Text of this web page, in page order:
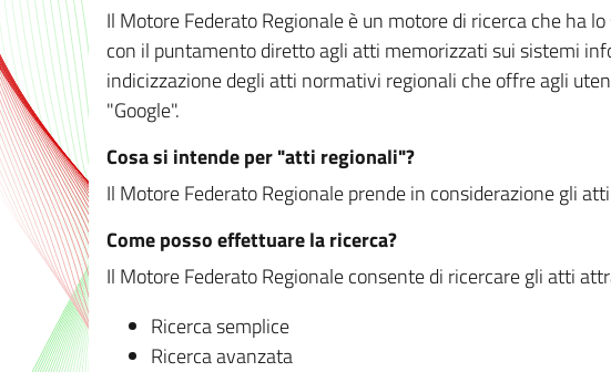
Il Motore Federato Regionale è un motore di ricerca che ha
con il puntamento diretto agli atti memorizzati sui sistemi
indicizzazione degli atti normativi regionali che offre agli
"Google".
Cosa si intende per "atti regionali"?
Il Motore Federato Regionale prende in considerazione gli
Come posso effettuare la ricerca?
Il Motore Federato Regionale consente di ricercare gli atti
Ricerca semplice
Ricerca avanzata